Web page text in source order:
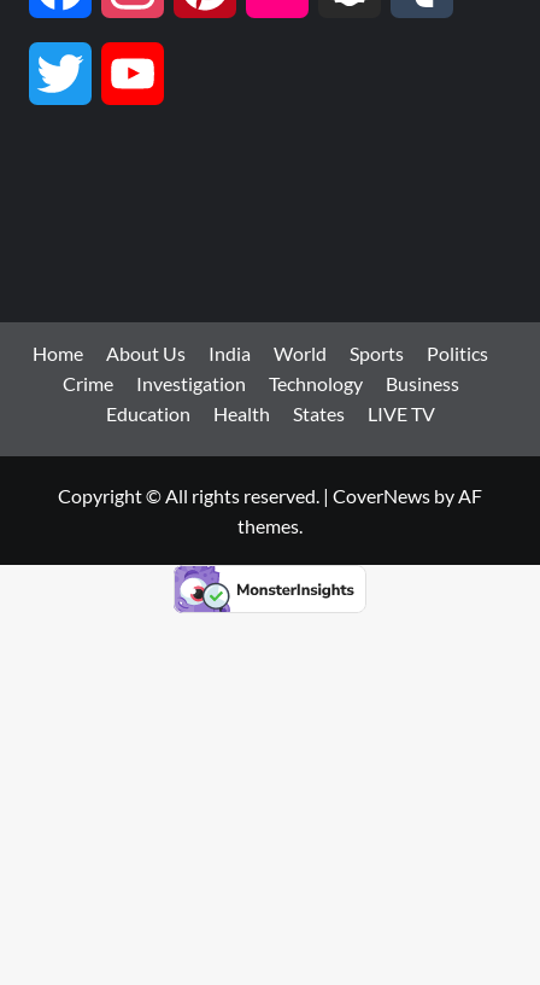
Twitter
Home About Us India World Sports
Politics
Crime
Investigation Technology
Business
Education
Health States LIVE TV
Copyright © All rights reserved. | CoverNews by AF
themes.